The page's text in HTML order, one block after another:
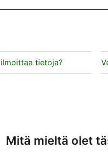
tietoja?
Mitä mieltä olet